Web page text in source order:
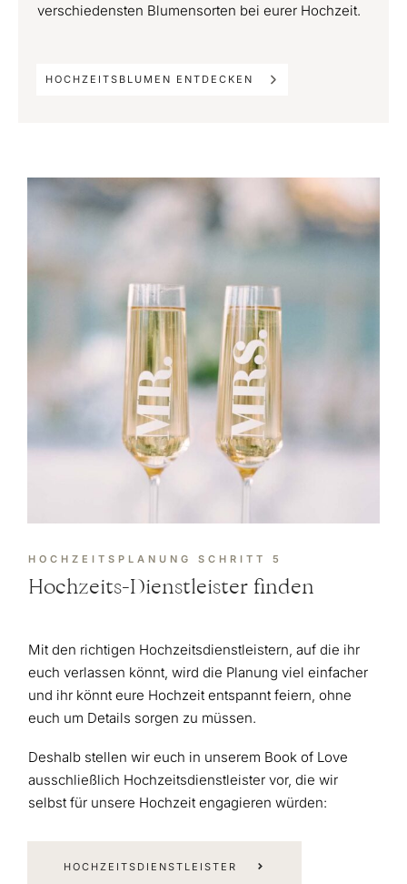
verschiedensten Blumensorten bei eurer Hochzeit.
HOCHZEITSBLUMEN ENTDECKEN
HOCHZEITSPLANUNG SCHRITT 5
Hochzeits-Dienstleister finden
Mit den richtigen Hochzeitsdienstleistern, auf die ihr
euch verlassen könnt, wird die Planung viel einfacher
und ihr könnt eure Hochzeit entspannt feiern, ohne
euch um Details sorgen zu müssen.
Deshalb stellen wir euch in unserem Book of Love
ausschließlich Hochzeitsdienstleister vor, die wir
selbst für unsere Hochzeit engagieren würden:
HOCHZEITSDIENSTLEISTER